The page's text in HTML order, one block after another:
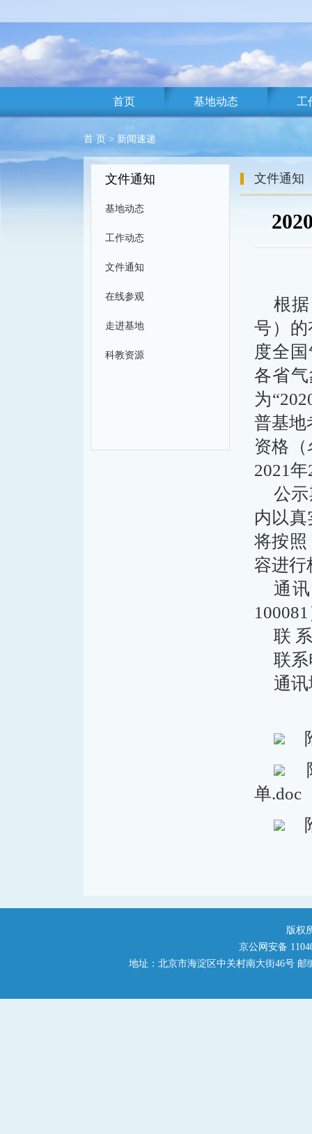
首页 基地动态 工
首 页 > 新闻速递
文件通知
基地动态
工作动态
文件通知
在线参观
走进基地
科教资源
文件通知
根
号）的
度全
各省
为
普基地
资格
2021
公
内以
将按照
容进行
通
联
联系
通
单.doc
版权
京公网安备
地址：北京市海淀区中关村南大街46号 邮